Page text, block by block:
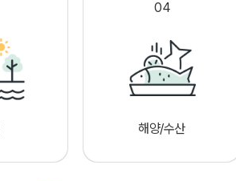
04
해양/수산